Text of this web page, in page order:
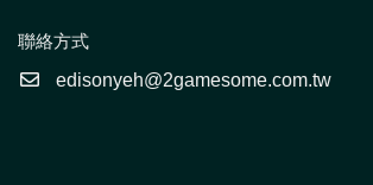
聯絡方式
edisonyeh@2gamesome.com.tw